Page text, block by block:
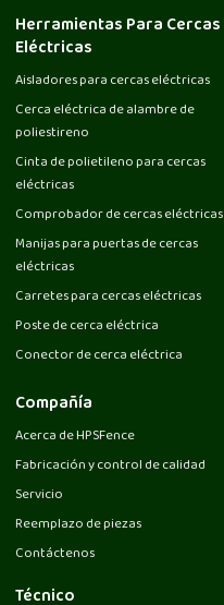
Herramientas Para Cercas
Eléctricas
Aisladores para cercas eléctricas
Cerca eléctrica de alambre de
poliestireno
Cinta de polietileno para cercas
eléctricas
Comprobador de cercas eléctricas
Manijas para puertas de cercas
eléctricas
Carretes para cercas eléctricas
Poste de cerca eléctrica
Conector de cerca eléctrica
Compañía
Acerca de HPSFence
Fabricación y control de calidad
Servicio
Reemplazo de piezas
Contáctenos
Técnico